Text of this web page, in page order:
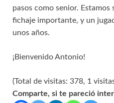
pasos como senior. Estamos
fichaje importante, y un
unos años.
¡Bienvenido Antonio!
(Total de visitas: 378, 1
Comparte, si te pareció